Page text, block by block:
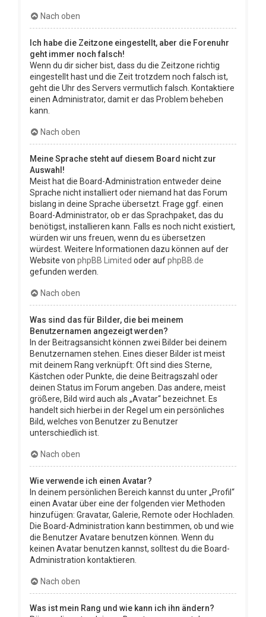
Nach oben
Ich habe die Zeitzone eingestellt, aber die Forenuhr
geht immer noch falsch!
Wenn du dir sicher bist, dass du die Zeitzone richtig
eingestellt hast und die Zeit trotzdem noch falsch ist,
geht die Uhr des Servers vermutlich falsch. Kontaktiere
einen Administrator, damit er das Problem beheben
kann.
Nach oben
Meine Sprache steht auf diesem Board nicht zur
Auswahl!
Meist hat die Board-Administration entweder deine
Sprache nicht installiert oder niemand hat das Forum
bislang in deine Sprache übersetzt. Frage ggf. einen
Board-Administrator, ob er das Sprachpaket, das du
benötigst, installieren kann. Falls es noch nicht existiert,
würden wir uns freuen, wenn du es übersetzen
würdest. Weitere Informationen dazu können auf der
Website von phpBB Limited oder aufphpBB.de
gefunden werden.
Nach oben
Was sind das für Bilder, die bei meinem
Benutzernamen angezeigt werden?
In der Beitragsansicht können zwei Bilder bei deinem
Benutzernamen stehen. Eines dieser Bilder ist meist
mit deinem Rang verknüpft: Oft sind dies Sterne,
Kästchen oder Punkte, die deine Beitragszahl oder
deinen Status im Forum angeben. Das andere, meist
größere, Bild wird auch als „Avatar“ bezeichnet. Es
handelt sich hierbei in der Regel um ein persönliches
Bild, welches von Benutzer zu Benutzer
unterschiedlich ist.
Nach oben
Wie verwende ich einen Avatar?
In deinem persönlichen Bereich kannst du unter „Profil“
einen Avatar über eine der folgenden vier Methoden
hinzufügen: Gravatar, Galerie, Remote oder Hochladen.
Die Board-Administration kann bestimmen, ob und wie
die Benutzer Avatare benutzen können. Wenn du
keinen Avatar benutzen kannst, solltest du die Board-
Administration kontaktieren.
Nach oben
Was ist mein Rang und wie kann ich ihn ändern?